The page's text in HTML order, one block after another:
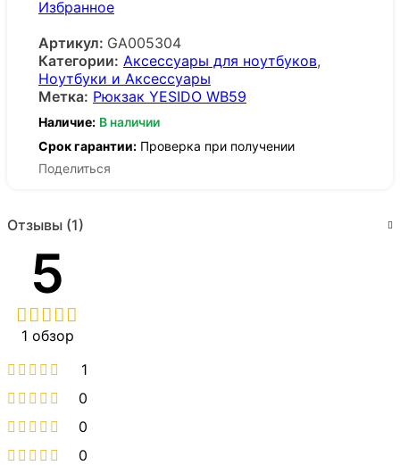
Избранное
Артикул: GA005304
Категории: Аксессуары для ноутбуков,
Ноутбуки и Аксессуары
Метка: Рюкзак YESIDO WB59
Наличие: В наличии
Срок гарантии: Проверка при получении
Поделиться
Отзывы (1)
5
1 обзор
1
0
0
0